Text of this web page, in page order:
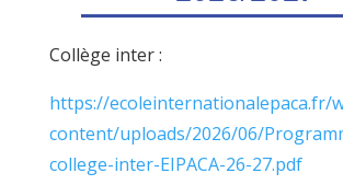
Collège inter :
https://ecoleinternationalepaca.fr/
content/uploads/2026/06/
college-inter-EIPACA-26-27.pdf